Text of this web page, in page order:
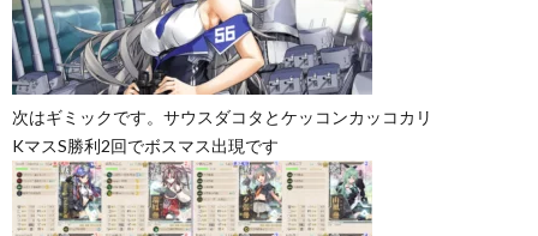
次はギミックです。サウスダコタとケッコンカッコカリ
KマスS勝利2回でボスマス出現です